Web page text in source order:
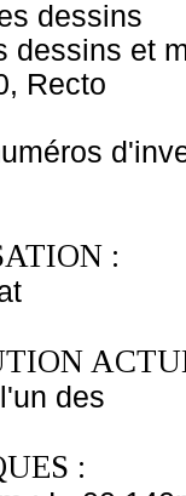
dessins
dessins et
Recto
:
des
: